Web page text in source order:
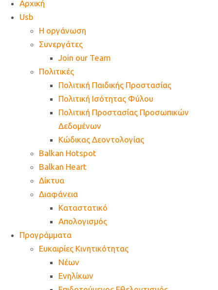
Αρχική
Usb
Η οργάνωση
Συνεργάτες
Join our Team
Πολιτικές
Πολιτική Παιδικής Προστασίας
Πολιτική Ισότητας Φύλου
Πολιτική Προστασίας Προσωπικών
Δεδομένων
Κώδικας Δεοντολογίας
Balkan Hotspot
Balkan Heart
Δίκτυα
Διαφάνεια
Καταστατικό
Απολογισμός
Προγράμματα
Ευκαιρίες Κινητικότητας
Νέων
Ενηλίκων